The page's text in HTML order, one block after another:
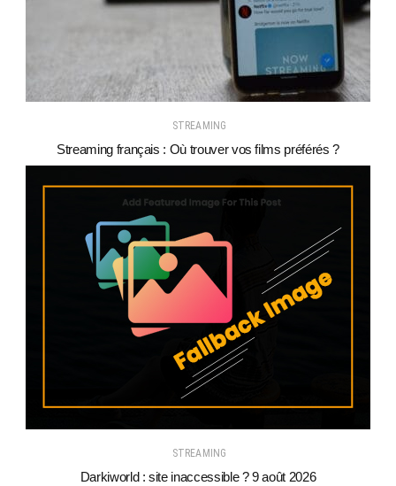
STREAMING
Streaming français : Où trouver vos films préférés ?
STREAMING
Darkiworld : site inaccessible ? 9 août 2026